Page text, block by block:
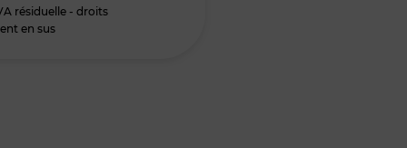
résiduelle - droits
en sus